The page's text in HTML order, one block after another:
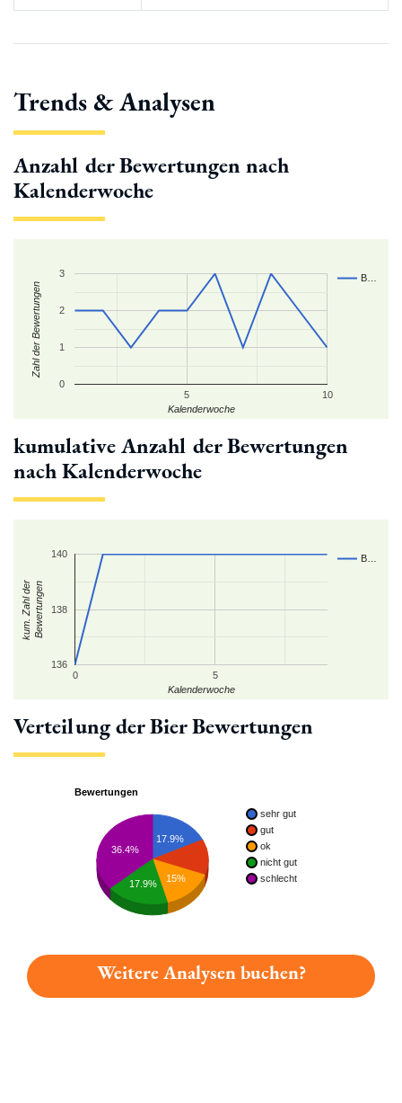
Trends & Analysen
Anzahl der Bewertungen nach
Kalenderwoche
B…
5 10
0
1
2
3
Kalenderwoche
Zahl der Bewertungen
kumulative Anzahl der Bewertungen
nach Kalenderwoche
B…
0 5
136
138
140
Kalenderwoche
kum. Zahl derBewertungen
Verteilung der Bier Bewertungen
Bewertungen
sehr gut
gut
ok
nicht gut
schlecht
17.9%
15%
36.4%
17.9%
Weitere Analysen buchen?